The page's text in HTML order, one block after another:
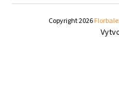
Copyright 2026